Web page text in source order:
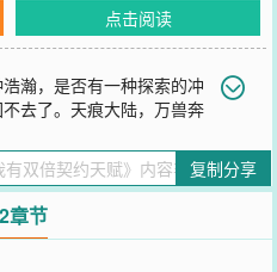
点击阅读
瀚，是否有一种探索的冲
去了。天痕大陆，万兽奔
妖兽，努力攀登御兽师的境界。
不错的话请不要忘记向您QQ群和
复制分享
章节